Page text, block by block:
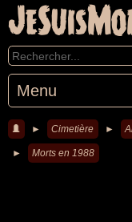
Menu
► Cimetière ►
► Morts en 1988